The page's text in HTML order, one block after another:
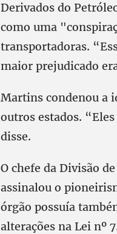
Derivados do
como uma
transportadoras.
maior prejudicado
Martins condenou a
outros estados.
disse.
O chefe da Divisão
assinalou o
órgão possuía
alterações na Lei nº